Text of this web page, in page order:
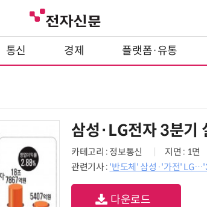
통신 경제 플랫폼·유통
삼성·LG전자 3분기
카테고리 : 정보통신 지면 : 1면
관련기사 : '반도체' 삼성·'가전'
다운로드